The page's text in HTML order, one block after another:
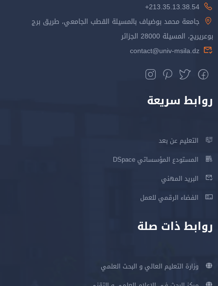
213.35.13.38.54+
جامعة محمد بوضياف بالمسيلة القطب الجامعي، طريق برج
بوعريريج، المسيلة 28000 الجزائر
contact@univ-msila.dz
روابط سريعة
التعليم عن بعد
المستودع المؤسساتي DSpace
البريد المهني
الفضاء الرقمي للعمل
روابط ذات صلة
وزارة التعليم العالي و البحث العلمي